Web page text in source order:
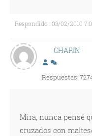
Respondido : 03/02/2010
CHARIN
Respuestas:
Mira, nunca pensé
cruzados con